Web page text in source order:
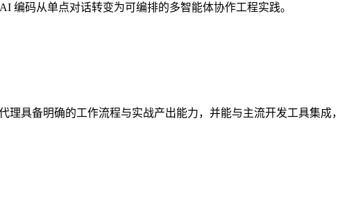
编码从单点对话转变为可编排的多智能体协作工程实践。
具备明确的工作流程与实战产出能力，并能与主流开发工具集成，